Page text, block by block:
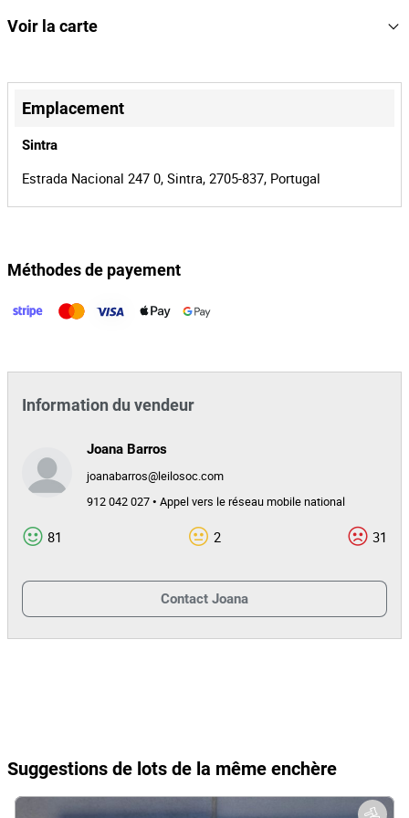
Référence
Identifiant
d'enchère
41548
Identifiant de
Voir la carte
+
−
Emplacement
Sintra
Estrada Nacional 247 0, Sintra, 2705-837, Portugal
Méthodes de payement
Information du vendeur
Joana Barros
joanabarros@leilosoc.com
912 042 027 • Appel vers le réseau mobile national
81 2 31
Contact Joana
Suggestions de lots de la même enchère